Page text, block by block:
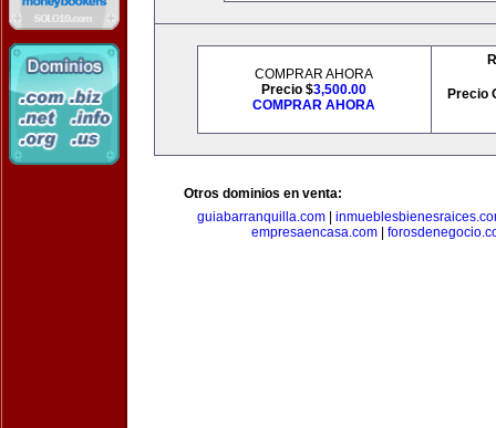
COMPRAR AHORA
Precio $3,500.00
COMPRAR AHORA
Precio
Otros dominios en venta:
guiabarranquilla.com|
empresaencasa.com|